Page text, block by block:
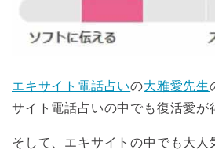
エキサイト電話占いの大雅愛先生
サイト電話占いの中でも復活愛が
そして、エキサイトの中でも大人